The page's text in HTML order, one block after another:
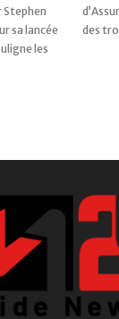
Stephen
sa lancée
les
au terme
des